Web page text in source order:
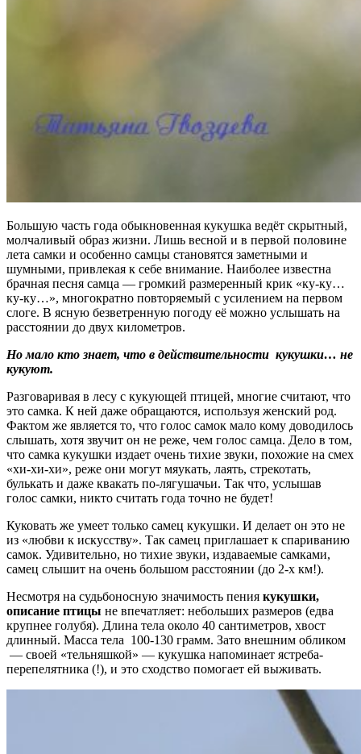
Большую часть года обыкновенная кукушка ведёт скрытный,
молчаливый образ жизни. Лишь весной и в первой половине
лета самки и особенно самцы становятся заметными и
шумными, привлекая к себе внимание. Наиболее известна
брачная песня самца — громкий размеренный крик «ку-ку…
ку-ку…», многократно повторяемый с усилением на первом
слоге. В ясную безветренную погоду её можно услышать на
расстоянии до двух километров.
Но мало кто знает, что в действительности кукушки… не
кукуют.
Разговаривая в лесу с кукующей птицей, многие считают, что
это самка. К ней даже обращаются, используя женский род.
Фактом же является то, что голос самок мало кому доводилось
слышать, хотя звучит он не реже, чем голос самца. Дело в том,
что самка кукушки издает очень тихие звуки, похожие на смех
«хи-хи-хи», реже они могут мяукать, лаять, стрекотать,
булькать и даже квакать по-лягушачьи. Так что, услышав
голос самки, никто считать года точно не будет!
Куковать же умеет только самец кукушки. И делает он это не
из «любви к искусству». Так самец приглашает к спариванию
самок. Удивительно, но тихие звуки, издаваемые самками,
самец слышит на очень большом расстоянии (до 2-х км!).
Несмотря на судьбоносную значимость пения кукушки,
описание птицы не впечатляет: небольших размеров (едва
крупнее голубя). Длина тела около 40 сантиметров, хвост
длинный. Масса тела 100-130 грамм. Зато внешним обликом
— своей «тельняшкой» — кукушка напоминает ястреба-
перепелятника (!), и это сходство помогает ей выживать.